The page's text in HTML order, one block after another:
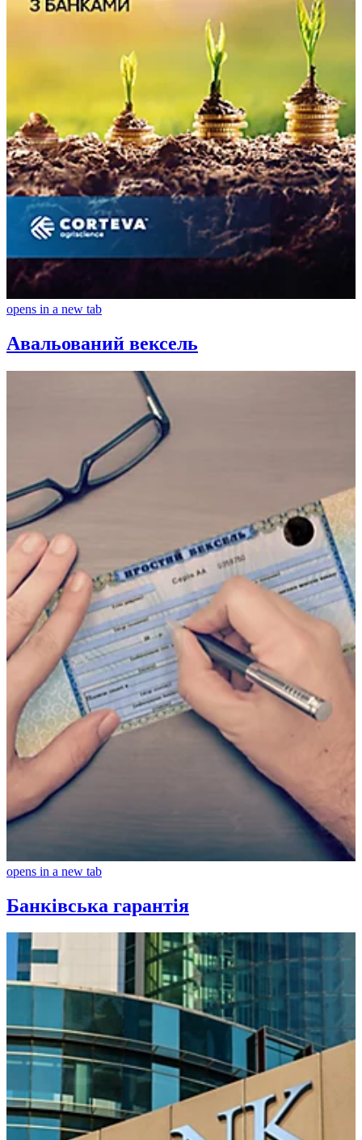
opens in a new tab
Авальований вексель
opens in a new tab
Банківська гарантія